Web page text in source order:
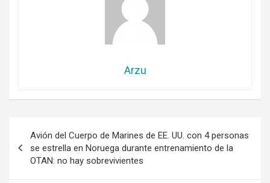
Arzu
de
entradas
Avión del Cuerpo de Marines de EE. UU. con 4 personas
se estrella en Noruega durante entrenamiento de la
OTAN: no hay sobrevivientes